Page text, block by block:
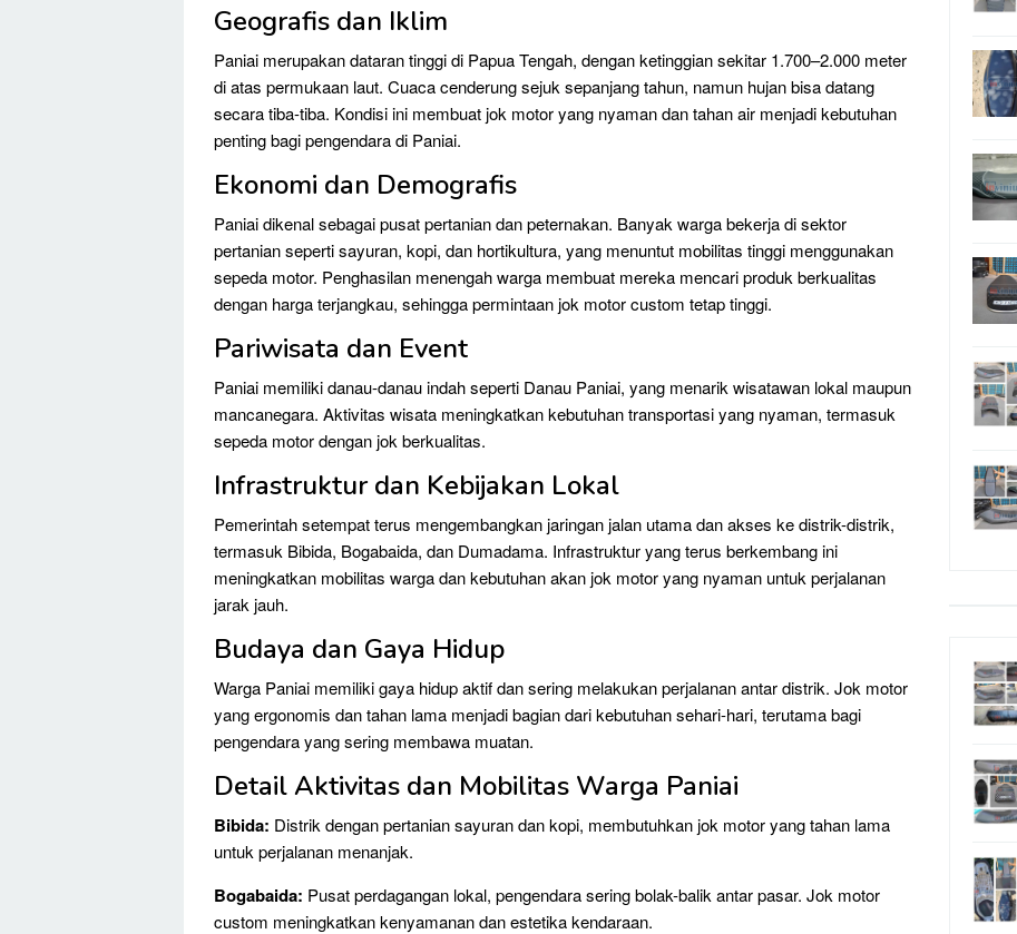
Geografis dan Iklim
Paniai merupakan dataran tinggi di Papua Tengah, dengan ketinggian sekitar 1.700–2.000 meter
di atas permukaan laut. Cuaca cenderung sejuk sepanjang tahun, namun hujan bisa datang
secara tiba-tiba. Kondisi ini membuat jok motor yang nyaman dan tahan air menjadi kebutuhan
penting bagi pengendara di Paniai.
Ekonomi dan Demografis
Paniai dikenal sebagai pusat pertanian dan peternakan. Banyak warga bekerja di sektor
pertanian seperti sayuran, kopi, dan hortikultura, yang menuntut mobilitas tinggi menggunakan
sepeda motor. Penghasilan menengah warga membuat mereka mencari produk berkualitas
dengan harga terjangkau, sehingga permintaan jok motor custom tetap tinggi.
Pariwisata dan Event
Paniai memiliki danau-danau indah seperti Danau Paniai, yang menarik wisatawan lokal maupun
mancanegara. Aktivitas wisata meningkatkan kebutuhan transportasi yang nyaman, termasuk
sepeda motor dengan jok berkualitas.
Infrastruktur dan Kebijakan Lokal
Pemerintah setempat terus mengembangkan jaringan jalan utama dan akses ke distrik-distrik,
termasuk Bibida, Bogabaida, dan Dumadama. Infrastruktur yang terus berkembang ini
meningkatkan mobilitas warga dan kebutuhan akan jok motor yang nyaman untuk perjalanan
jarak jauh.
Budaya dan Gaya Hidup
Warga Paniai memiliki gaya hidup aktif dan sering melakukan perjalanan antar distrik. Jok motor
yang ergonomis dan tahan lama menjadi bagian dari kebutuhan sehari-hari, terutama bagi
pengendara yang sering membawa muatan.
Detail Aktivitas dan Mobilitas Warga Paniai
Bibida: Distrik dengan pertanian sayuran dan kopi, membutuhkan jok motor yang tahan lama
untuk perjalanan menanjak.
Bogabaida: Pusat perdagangan lokal, pengendara sering bolak-balik antar pasar. Jok motor
custom meningkatkan kenyamanan dan estetika kendaraan.